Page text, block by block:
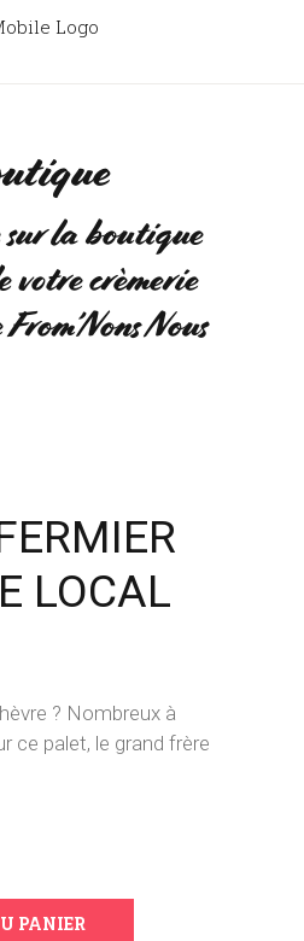
la boutique
votre crèmerie
Nous
LOCAL
? Nombreux à
ce palet, le grand frère
PANIER